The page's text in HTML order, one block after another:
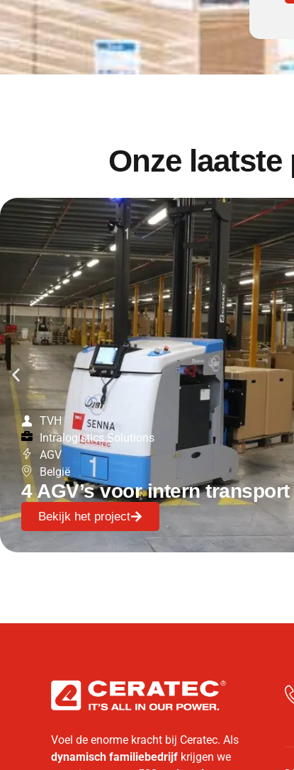
Onze
TVH
Intralogistics Solutions
AGV
België
4 AGV’s voor intern transport
Bekijk het project
Voel de enorme kracht bij Ceratec. Als
dynamisch familiebedrijf krijgen we